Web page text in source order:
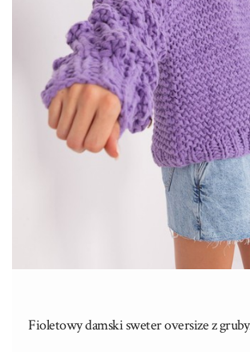
Fioletowy damski sweter oversize z